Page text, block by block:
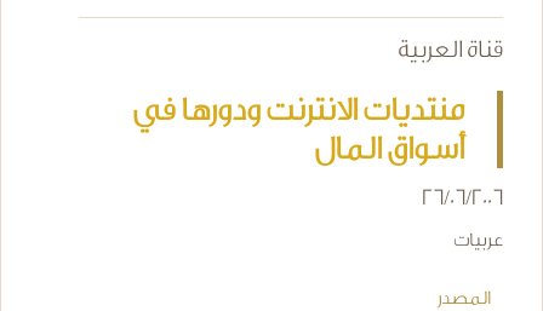
قناة العربية
منتديات الانترنت ودورها في
أسواق المال
26/06/2006
عربيات
المصدر